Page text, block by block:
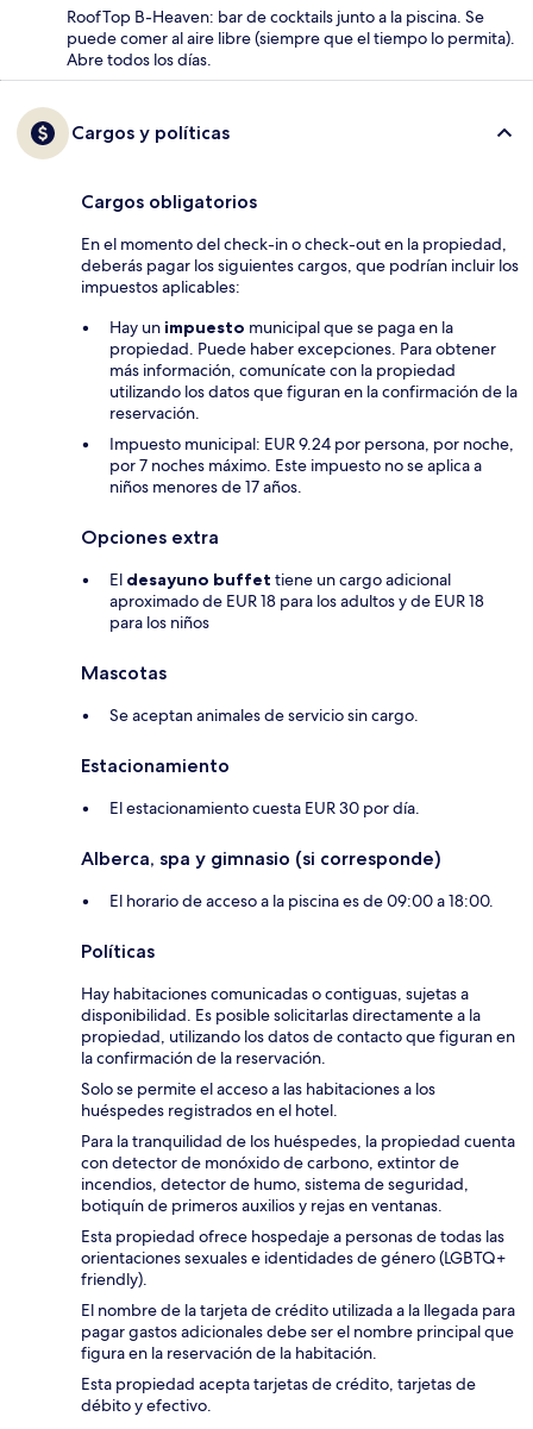
RoofTop B-Heaven: bar de cocktails junto a la piscina. Se
puede comer al aire libre (siempre que el tiempo lo permita).
Abre todos los días.
Cargos y políticas
Cargos obligatorios
En el momento del check-in o check-out en la propiedad,
deberás pagar los siguientes cargos, que podrían incluir los
impuestos aplicables:
Hay unimpuesto municipal que se paga en la
propiedad. Puede haber excepciones. Para obtener
más información, comunícate con la propiedad
utilizando los datos que figuran en la confirmación de la
reservación.
Impuesto municipal: EUR 9.24 por persona, por noche,
por 7 noches máximo. Este impuesto no se aplica a
niños menores de 17 años.
Opciones extra
El desayuno buffet tiene un cargo adicional
aproximado de EUR 18 para los adultos y de EUR 18
para los niños
Mascotas
Se aceptan animales de servicio sin cargo.
Estacionamiento
El estacionamiento cuesta EUR 30 por día.
Alberca, spa y gimnasio (si corresponde)
El horario de acceso a la piscina es de 09:00 a 18:00.
Políticas
Hay habitaciones comunicadas o contiguas, sujetas a
disponibilidad. Es posible solicitarlas directamente a la
propiedad, utilizando los datos de contacto que figuran en
la confirmación de la reservación.
Solo se permite el acceso a las habitaciones a los
huéspedes registrados en el hotel.
Para la tranquilidad de los huéspedes, la propiedad cuenta
con detector de monóxido de carbono, extintor de
incendios, detector de humo, sistema de seguridad,
botiquín de primeros auxilios y rejas en ventanas.
Esta propiedad ofrece hospedaje a personas de todas las
orientaciones sexuales e identidades de género (LGBTQ+
friendly).
El nombre de la tarjeta de crédito utilizada a la llegada para
pagar gastos adicionales debe ser el nombre principal que
figura en la reservación de la habitación.
Esta propiedad acepta tarjetas de crédito, tarjetas de
débito y efectivo.